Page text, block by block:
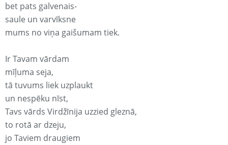
bet pats galvenais-
saule un varvīksne
mums no viņa gaišumam tiek.
Ir Tavam vārdam
mīļuma seja,
tā tuvums liek uzplaukt
un nespēku nīst,
Tavs vārds Virdžīnija uzzied gleznā,
to rotā ar dzeju,
jo Taviem draugiem